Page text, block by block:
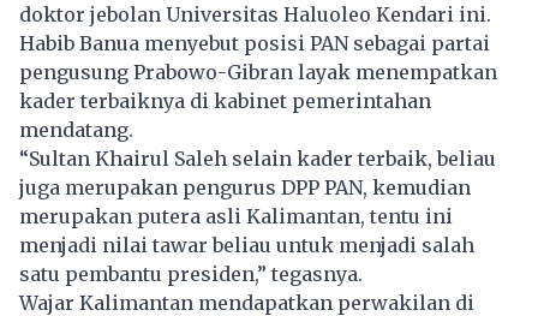
doktor jebolan Universitas Haluoleo Kendari ini.
Habib Banua menyebut posisi PAN sebagai partai
pengusung Prabowo-Gibran layak menempatkan
kader terbaiknya di kabinet pemerintahan
mendatang.
“Sultan Khairul Saleh selain kader terbaik, beliau
juga merupakan pengurus DPP PAN, kemudian
merupakan putera asli Kalimantan, tentu ini
menjadi nilai tawar beliau untuk menjadi salah
satu pembantu presiden,” tegasnya.
Wajar Kalimantan mendapatkan perwakilan di